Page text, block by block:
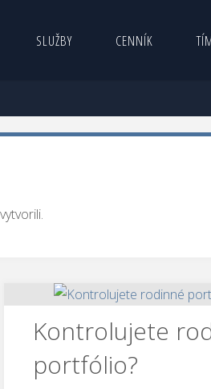
SLUŽBY CENNÍK
Kontrolujete
portfólio?